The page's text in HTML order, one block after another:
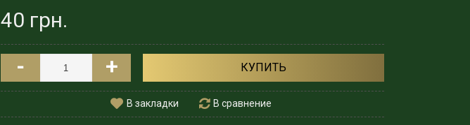
40 грн.
-
+ КУПИТЬ
В закладки В сравнение